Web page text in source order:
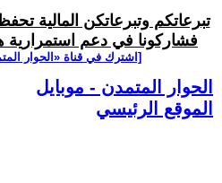
تبرعاتكم وتبرعاتكن المالية
فشاركونا في دعم استمرارية
[اشترك في قناة ‫«الحوار
الحوار المتمدن - موبايل
الموقع الرئيسي